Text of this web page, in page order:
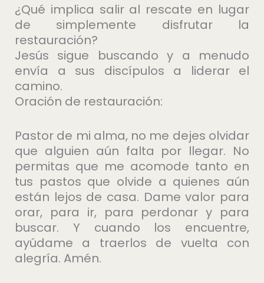
¿Qué implica salir al rescate en lugar
de simplemente disfrutar la
restauración?
Jesús sigue buscando y a menudo
envía a sus discípulos a liderar el
camino.
Oración de restauración:
Pastor de mi alma, no me dejes olvidar
que alguien aún falta por llegar. No
permitas que me acomode tanto en
tus pastos que olvide a quienes aún
están lejos de casa. Dame valor para
orar, para ir, para perdonar y para
buscar. Y cuando los encuentre,
ayúdame a traerlos de vuelta con
alegría. Amén.